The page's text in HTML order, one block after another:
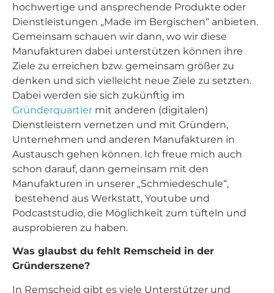
hochwertige und ansprechende Produkte oder
Dienstleistungen „Made im Bergischen“ anbieten.
Gemeinsam schauen wir dann, wo wir diese
Manufakturen dabei unterstützen können ihre
Ziele zu erreichen bzw. gemeinsam größer zu
denken und sich vielleicht neue Ziele zu setzten.
Dabei werden sie sich zukünftig im
Gründerquartier mit anderen (digitalen)
Dienstleistern vernetzen und mit Gründern,
Unternehmen und anderen Manufakturen in
Austausch gehen können. Ich freue mich auch
schon darauf, dann gemeinsam mit den
Manufakturen in unserer „Schmiedeschule“,
bestehend aus Werkstatt, Youtube und
Podcaststudio, die Möglichkeit zum tüfteln und
ausprobieren zu haben.
Was glaubst du fehlt Remscheid in der
Gründerszene?
In Remscheid gibt es viele Unterstützer und